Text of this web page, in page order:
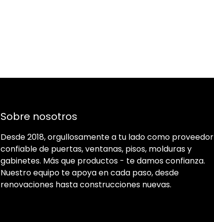
Sobre nosotros
Desde 2018, orgullosamente a tu lado como proveedor
confiable de puertas, ventanas, pisos, molduras y
gabinetes. Más que productos - te damos confianza.
Nuestro equipo te apoya en cada paso, desde
renovaciones hasta construcciones nuevas.